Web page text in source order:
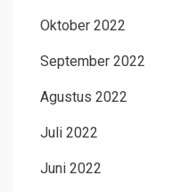
Oktober 2022
September 2022
Agustus 2022
Juli 2022
Juni 2022